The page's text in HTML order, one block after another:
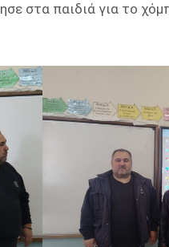
στα παιδιά για το